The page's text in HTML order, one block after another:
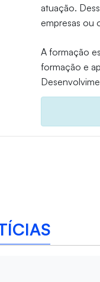
atuação.
empresas ou
A formação
formação e